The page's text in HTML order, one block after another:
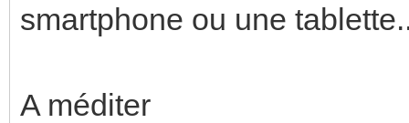
smartphone ou une
A méditer